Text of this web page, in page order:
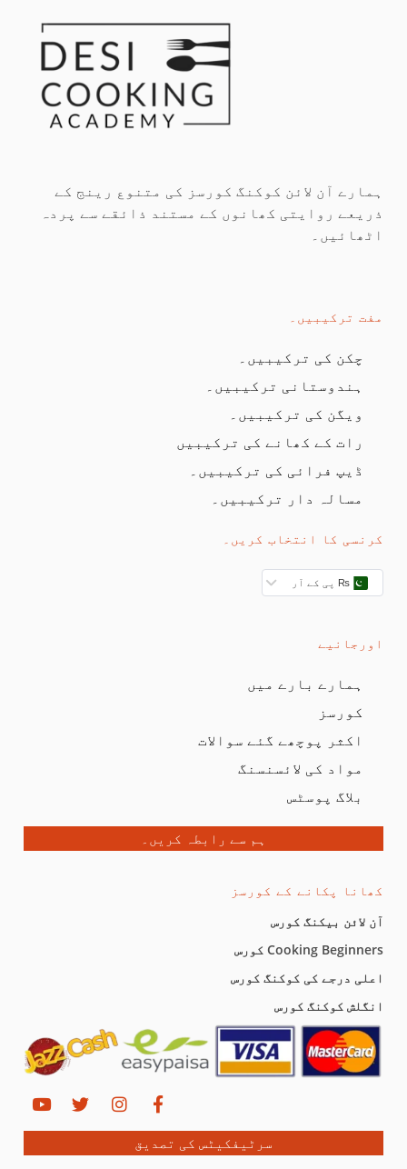
ہمارے آن لائن کوکنگ کورسز کی متنوع رینج کے
ذریعے روایتی کھانوں کے مستند ذائقے سے پردہ
اٹھائیں۔
مفت ترکیبیں۔
چکن کی ترکیبیں۔
ہندوستانی ترکیبیں۔
ویگن کی ترکیبیں۔
رات کے کھانے کی ترکیبیں
ڈیپ فرائی کی ترکیبیں۔
مسالہ دار ترکیبیں۔
کرنسی کا انتخاب کریں۔
₨ پی کے آر
اورجانیے
ہمارے بارے میں
کورسز
اکثر پوچھے گئے سوالات
مواد کی لائسنسنگ
بلاگ پوسٹس
ہم سے رابطہ کریں۔
کھانا پکانے کے کورسز
آن لائن بیکنگ کورس
Cooking Beginners کورس
اعلی درجے کی کوکنگ کورس
انگلش کوکنگ کورس
سرٹیفکیٹس کی تصدیق